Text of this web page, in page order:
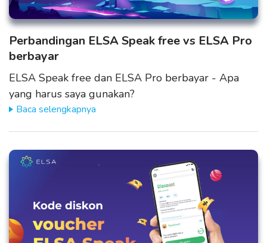
Perbandingan ELSA Speak free vs ELSA Pro
berbayar
ELSA Speak free dan ELSA Pro berbayar - Apa
yang harus saya gunakan?
Baca selengkapnya